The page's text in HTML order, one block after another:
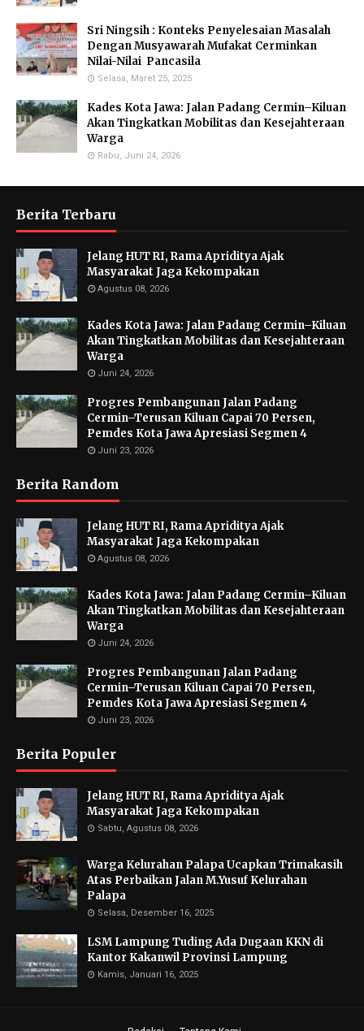
Sri Ningsih : Konteks Penyelesaian Masalah
Dengan Musyawarah Mufakat Cerminkan
Nilai-Nilai Pancasila
Selasa, Maret 25, 2025
Kades Kota Jawa: Jalan Padang Cermin–Kiluan
Akan Tingkatkan Mobilitas dan Kesejahteraan
Warga
Rabu, Juni 24, 2026
Berita Terbaru
Jelang HUT RI, Rama Apriditya Ajak
Masyarakat Jaga Kekompakan
Agustus 08, 2026
Kades Kota Jawa: Jalan Padang Cermin–Kiluan
Akan Tingkatkan Mobilitas dan Kesejahteraan
Warga
Juni 24, 2026
Progres Pembangunan Jalan Padang
Cermin–Terusan Kiluan Capai 70 Persen,
Pemdes Kota Jawa Apresiasi Segmen 4
Juni 23, 2026
Berita Random
Jelang HUT RI, Rama Apriditya Ajak
Masyarakat Jaga Kekompakan
Agustus 08, 2026
Kades Kota Jawa: Jalan Padang Cermin–Kiluan
Akan Tingkatkan Mobilitas dan Kesejahteraan
Warga
Juni 24, 2026
Progres Pembangunan Jalan Padang
Cermin–Terusan Kiluan Capai 70 Persen,
Pemdes Kota Jawa Apresiasi Segmen 4
Juni 23, 2026
Berita Populer
Jelang HUT RI, Rama Apriditya Ajak
Masyarakat Jaga Kekompakan
Sabtu, Agustus 08, 2026
Warga Kelurahan Palapa Ucapkan Trimakasih
Atas Perbaikan Jalan M.Yusuf Kelurahan
Palapa
Selasa, Desember 16, 2025
LSM Lampung Tuding Ada Dugaan KKN di
Kantor Kakanwil Provinsi Lampung
Kamis, Januari 16, 2025